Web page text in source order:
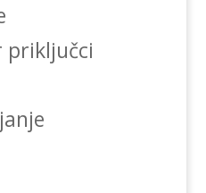
priključci